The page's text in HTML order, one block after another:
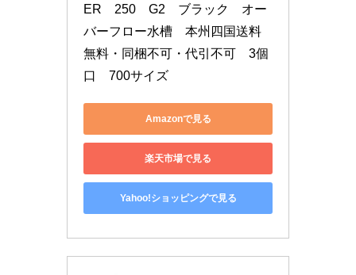
ER　250　G2　ブラック　オー
バーフロー水槽　本州四国送料
無料・同梱不可・代引不可　3個
口　700サイズ
Amazonで見る
楽天市場で見る
Yahoo!ショッピングで見る